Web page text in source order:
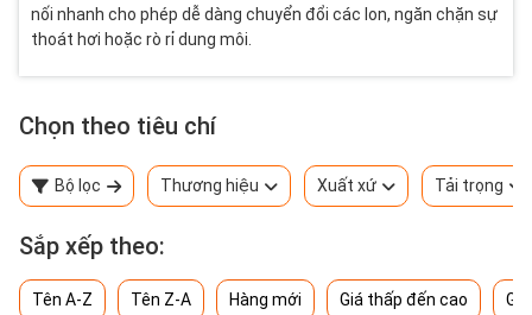
nối nhanh cho phép dễ dàng chuyển đổi các lon, ngăn chặn sự
thoát hơi hoặc rò rỉ dung môi.
Chọn theo tiêu chí
Bộ lọc Thương hiệu Xuất xứ Tải trọng
Sắp xếp theo:
Tên A-Z Tên Z-A Hàng mới Giá thấp đến cao